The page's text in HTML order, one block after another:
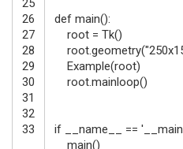
25
26
27
28
29
30
31
32
33
def main():
root = Tk()
root.geometry(
Example(root)
root.mainloop()
if __name__ ==
main()